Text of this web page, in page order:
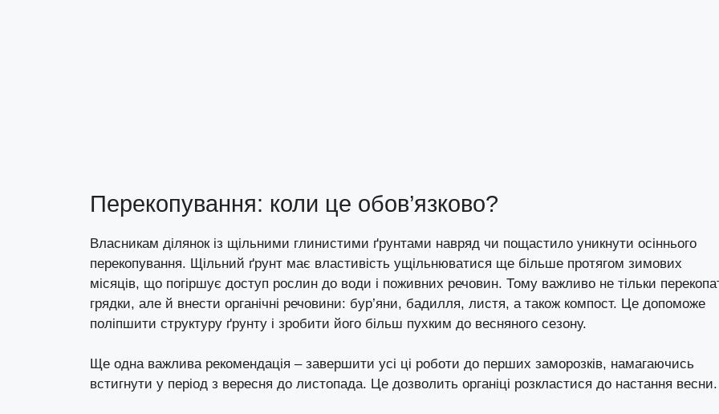
Перекопування: коли це обов’язково?
Власникам ділянок із щільними глинистими ґрунтами навряд чи пощастило уникнути осіннього
перекопування. Щільний ґрунт має властивість ущільнюватися ще більше протягом зимових
місяців, що погіршує доступ рослин до води і поживних речовин. Тому важливо не тільки
грядки, але й внести органічні речовини: бур’яни, бадилля, листя, а також компост. Це допоможе
поліпшити структуру ґрунту і зробити його більш пухким до весняного сезону.
Ще одна важлива рекомендація – завершити усі ці роботи до перших заморозків, намагаючись
встигнути у період з вересня до листопада. Це дозволить органіці розкластися до настання весни.